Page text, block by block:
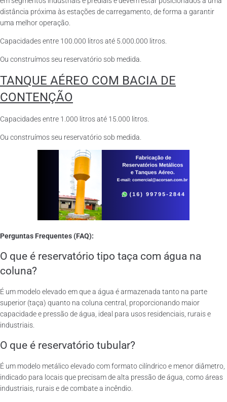
distância próxima às estações de carregamento, de forma a garantir
uma melhor operação.
Capacidades entre 100.000 litros até 5.000.000 litros.
Ou construímos seu reservatório sob medida.
TANQUE AÉREO COM BACIA DE
CONTENÇÃO
Capacidades entre 1.000 litros até 15.000 litros.
Ou construímos seu reservatório sob medida.
Perguntas Frequentes (FAQ):
O que é reservatório tipo taça com água na
coluna?
É um modelo elevado em que a água é armazenada tanto na parte
superior (taça) quanto na coluna central, proporcionando maior
capacidade e pressão de água, ideal para usos residenciais, rurais e
industriais.
O que é reservatório tubular?
É um modelo metálico elevado com formato cilíndrico e menor diâmetro,
indicado para locais que precisam de alta pressão de água, como áreas
industriais, rurais e de combate a incêndio.